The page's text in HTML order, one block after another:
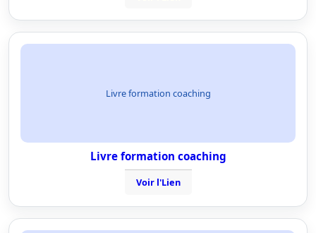
Livre formation coaching
Livre formation coaching
Voir l'Lien